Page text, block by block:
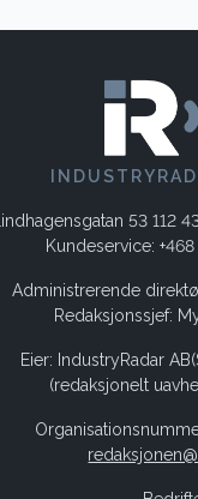
Lindhagensgatan 53 112
Kundeservice:
Administrerende
Redaksjonssjef:
Eier: IndustryRadar
(redaksjonelt